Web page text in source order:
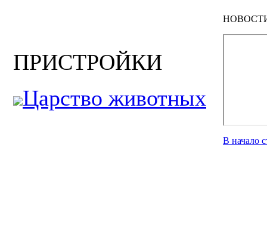
ПРИСТРОЙКИ
Царство животных
В начало